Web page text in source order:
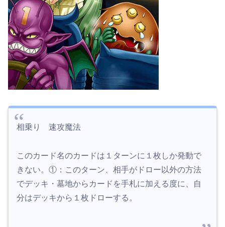
相乗り 速攻魔法
このカード名のカードは１ターンに１枚しか発動で
きない。①：このターン、相手がドロー以外の方法
でデッキ・墓地からカードを手札に加える度に、自
分はデッキから１枚ドローする。